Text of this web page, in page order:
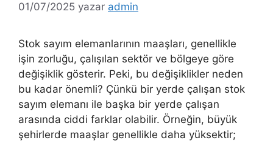
01/07/2025 yazar admin
Stok sayım elemanlarının maaşları, genellikle
işin zorluğu, çalışılan sektör ve bölgeye göre
değişiklik gösterir. Peki, bu değişiklikler neden
bu kadar önemli? Çünkü bir yerde çalışan stok
sayım elemanı ile başka bir yerde çalışan
arasında ciddi farklar olabilir. Örneğin, büyük
şehirlerde maaşlar genellikle daha yüksektir;